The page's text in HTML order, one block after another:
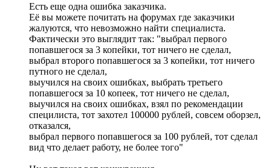
Есть еще одна ошибка заказчика.
Её вы можете почитать на форумах где заказчики
жалуются, что невозможно найти специалиста.
Фактически это выглядит так: "выбрал первого
попавшегося за 3 копейки, тот ничего не сделал,
выбрал второго попавшегося за 3 копейки, тот ничего
путного не сделал,
выучился на своих ошибках, выбрать третьего
попавшегося за 10 копеек, тот ничего не сделал,
выучился на своих ошибках, взял по рекомендации
специлиста, тот захотел 100000 рублей, совсем оборзел,
отказался,
выбрал первого попавшегося за 100 рублей, тот сделал
вид что делает работу, не более того"